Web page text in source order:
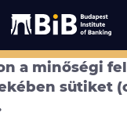
a minőségi
sütiket